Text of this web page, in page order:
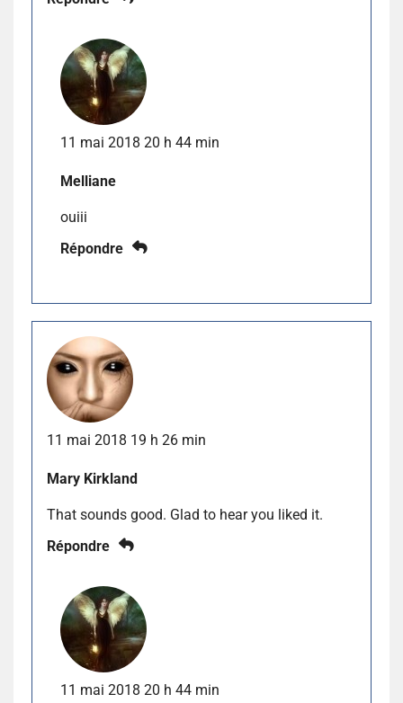
11 mai 2018 20 h 44 min
Melliane
ouiii
Répondre
11 mai 2018 19 h 26 min
Mary Kirkland
That sounds good. Glad to hear you liked it.
Répondre
11 mai 2018 20 h 44 min